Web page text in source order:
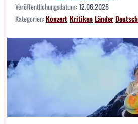
Veröffentlichungsdatum:12.06.2026
Kategorien:KonzertKritikenLänder